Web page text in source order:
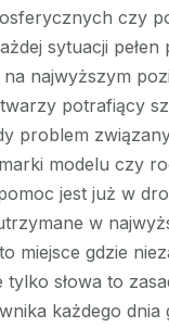
czy
sytuacji pełen
na najwyższym
potrafiący
problem
modelu czy
jest już w
w
miejsce gdzie
słowa to
każdego dnia